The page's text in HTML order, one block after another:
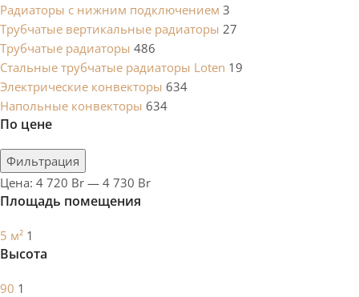
Радиаторы с нижним подключением 3
Трубчатые вертикальные радиаторы 27
Трубчатые радиаторы 486
Cтальные трубчатые радиаторы Loten 19
Электрические конвекторы 634
Напольные конвекторы 634
По цене
Фильтрация
Цена: 4 720 Br — 4 730 Br
Площадь помещения
5 м² 1
Высота
90 1